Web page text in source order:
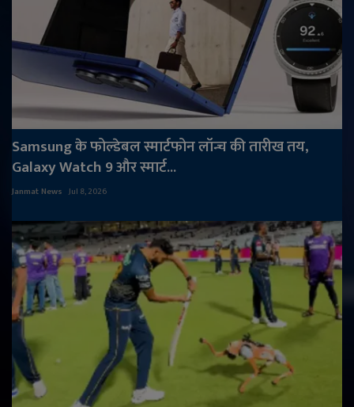
Samsung के फोल्डेबल स्मार्टफोन लॉन्च की तारीख तय,
Galaxy Watch 9 और स्मार्ट...
Janmat News Jul 8, 2026